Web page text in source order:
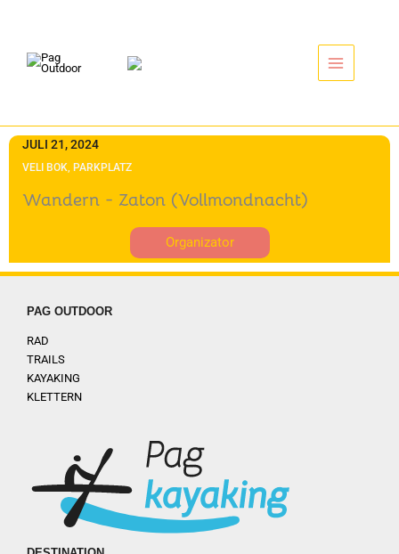
JULI 21, 2024
VELI BOK, PARKPLATZ
Wandern - Zaton (Vollmondnacht)
Organizator
PAG OUTDOOR
RAD
TRAILS
KAYAKING
KLETTERN